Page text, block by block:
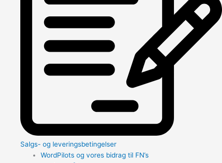
Salgs- og leveringsbetingelser
WordPilots og vores bidrag til FN’s